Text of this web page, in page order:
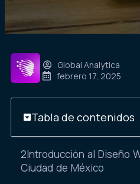
Global Analytica
febrero 17, 2025
Tabla de contenidos
2Introducción al Diseño
Ciudad de México